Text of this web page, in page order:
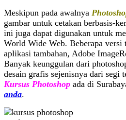
Meskipun pada awalnya
gambar untuk cetakan berbasis-
ini juga dapat digunakan untuk
World Wide Web. Beberapa versi
aplikasi tambahan, Adobe
Banyak keunggulan dari
desain grafis sejenisnya dari segi
Kursus Photoshop ada di
anda.